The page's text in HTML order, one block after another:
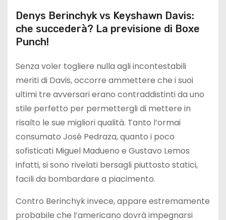
Denys Berinchyk vs Keyshawn Davis:
che succederà? La previsione di Boxe
Punch!
Senza voler togliere nulla agli incontestabili
meriti di Davis, occorre ammettere che i suoi
ultimi tre avversari erano contraddistinti da uno
stile perfetto per permettergli di mettere in
risalto le sue migliori qualità. Tanto l’ormai
consumato José Pedraza, quanto i poco
sofisticati Miguel Madueno e Gustavo Lemos
infatti, si sono rivelati bersagli piuttosto statici,
facili da bombardare a piacimento.
Contro Berinchyk invece, appare estremamente
probabile che l’americano dovrà impegnarsi